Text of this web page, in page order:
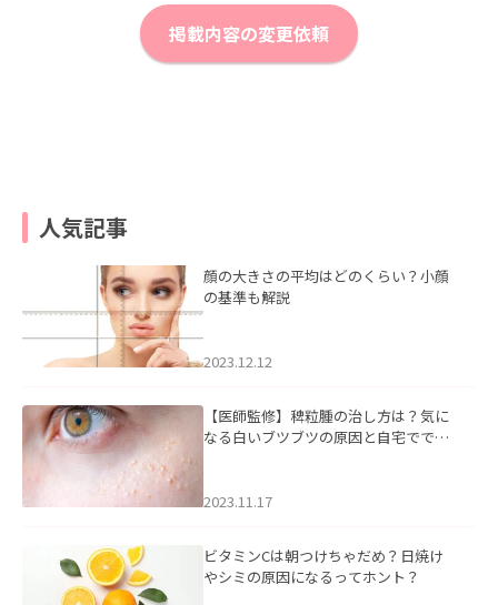
掲載内容の変更依頼
人気記事
顔の大きさの平均はどのくらい？小顔
の基準も解説
2023.12.12
【医師監修】稗粒腫の治し方は？気に
なる白いブツブツの原因と自宅ででき
2023.11.17
ビタミンCは朝つけちゃだめ？日焼け
やシミの原因になるってホント？